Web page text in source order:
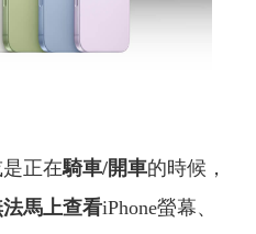
正在騎車/開車的時候，
馬上查看iPhone螢幕、